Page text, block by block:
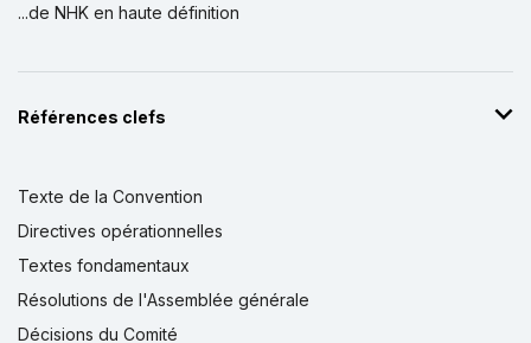
...de NHK en haute définition
Références clefs
Texte de la Convention
Directives opérationnelles
Textes fondamentaux
Résolutions de l'Assemblée générale
Décisions du Comité